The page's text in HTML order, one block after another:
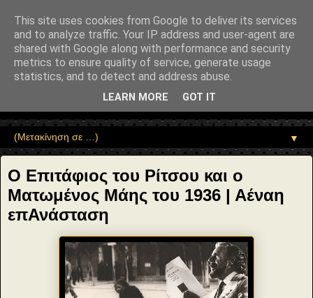
"potentialAction": { "@type": "ReadAction", "target":
"https://www.sophia-ntrekou.gr/2020/05/Maios-1936-epitafios.html" } }
Αέναη επΑνάσταση
• Επιστήμη • Ψυχολογία • Λογοτεχνία • Τέχνες • Θεολογία •
Φιλοσοφία • Στοχασμοί... για τη μνήμη, τον άνθρωπο και το
▼
Ο Επιτάφιος του Ρίτσου και ο
Ματωμένος Μάης του 1936 | Αέναη
επΑνάσταση
This site uses cookies from Google to deliver its services
and to analyze traffic. Your IP address and user-agent are
shared with Google along with performance and security
metrics to ensure quality of service, generate usage
statistics, and to detect and address abuse.
LEARN MORE GOT IT